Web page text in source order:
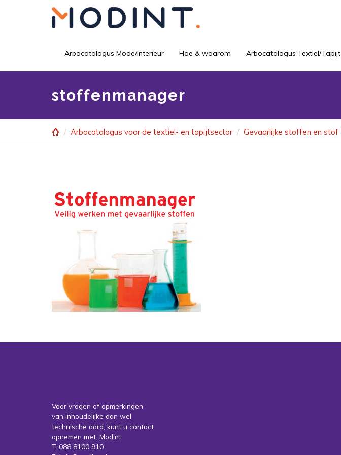
Arbocatalogus Mode/Interieur Hoe & waarom Arbocatalogus Textiel/Tapijt
stoffenmanager
Arbocatalogus voor de textiel- en tapijtsector Gevaarlijke stoffen en stof
Voor vragen of opmerkingen
van inhoudelijke dan wel
technische aard, kunt u contact
opnemen met: Modint
T. 088 8100 910